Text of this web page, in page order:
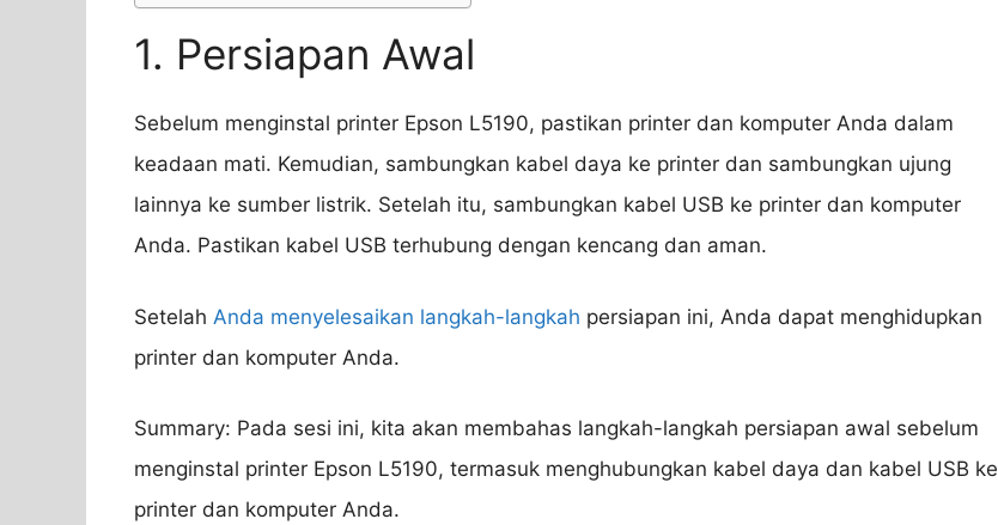
1. Persiapan Awal
Sebelum menginstal printer Epson L5190, pastikan printer dan komputer Anda dalam
keadaan mati. Kemudian, sambungkan kabel daya ke printer dan sambungkan ujung
lainnya ke sumber listrik. Setelah itu, sambungkan kabel USB ke printer dan komputer
Anda. Pastikan kabel USB terhubung dengan kencang dan aman.
Setelah Anda menyelesaikan langkah-langkah persiapan ini, Anda dapat menghidupkan
printer dan komputer Anda.
Summary: Pada sesi ini, kita akan membahas langkah-langkah persiapan awal sebelum
menginstal printer Epson L5190, termasuk menghubungkan kabel daya dan kabel USB ke
printer dan komputer Anda.